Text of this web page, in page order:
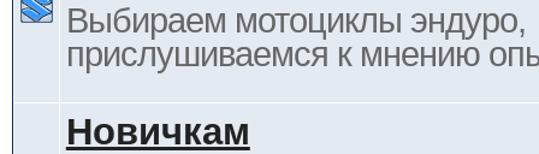
Выбираем мотоциклы эндуро,
прислушиваемся к мнению
Новичкам